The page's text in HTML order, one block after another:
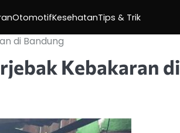
OtomotifKesehatanTips & Trik
di Bandung
Kebakaran di